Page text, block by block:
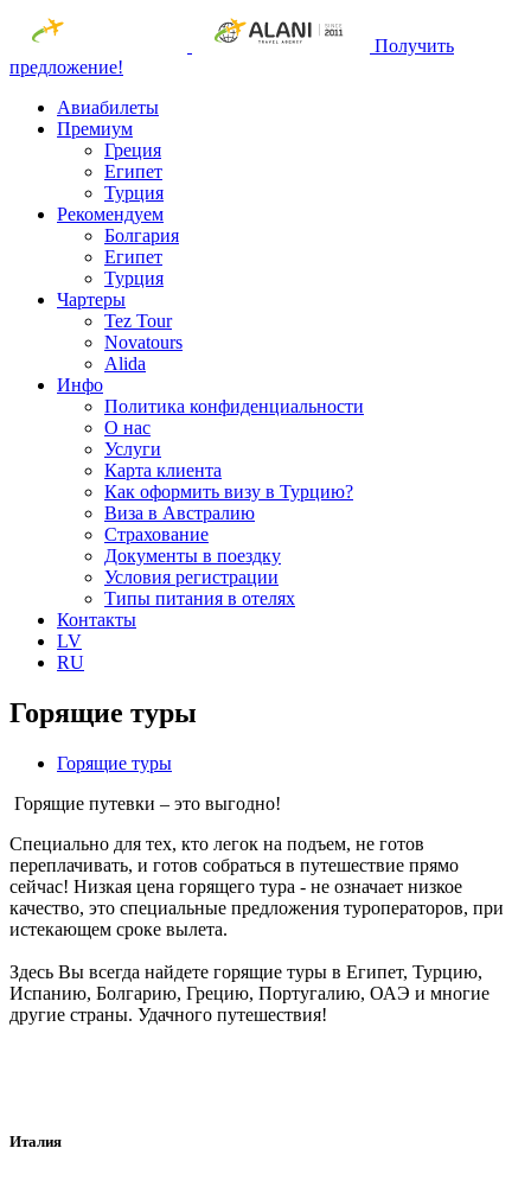
Получить
предложение!
Авиабилеты
Премиум
Греция
Египет
Турция
Рекомендуем
Болгария
Египет
Турция
Чартеры
Tez Tour
Novatours
Alida
Инфо
Политика конфиденциальности
О нас
Услуги
Карта клиента
Как оформить визу в Турцию?
Виза в Австралию
Страхование
Документы в поездку
Условия регистрации
Типы питания в отелях
Контакты
LV
RU
Горящие туры
Горящие туры
Горящие путевки – это выгодно!
Cпециально для тех, кто легок на подъем, не готов
переплачивать, и готов собраться в путешествие прямо
сейчас! Низкая цена горящего тура - не означает низкое
качество, это специальные предложения туроператоров, при
истекающем сроке вылета.
Здесь Вы всегда найдете горящие туры в Египет, Турцию,
Испанию, Болгарию, Грецию, Португалию, ОАЭ и многие
другие страны. Удачного путешествия!
Италия